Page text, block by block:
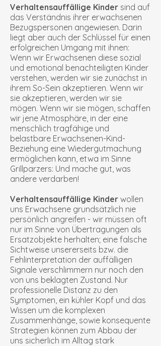
Verhaltensauffällige Kinder sind auf
das Verständnis ihrer erwachsenen
Bezugspersonen angewiesen. Darin
liegt aber auch der Schlüssel für einen
erfolgreichen Umgang mit ihnen:
Wenn wir Erwachsenen diese sozial
und emotional benachteiligten Kinder
verstehen, werden wir sie zunächst in
ihrem So-Sein akzeptieren. Wenn wir
sie akzeptieren, werden wir sie
mögen. Wenn wir sie mögen, schaffen
wir jene Atmosphäre, in der eine
menschlich tragfähige und
belastbare Erwachsenen-Kind-
Beziehung eine Wiedergutmachung
ermöglichen kann, etwa im Sinne
Grillparzers: Und mache gut, was
andere verdarben!
Verhaltensauffällige Kinder wollen
uns Erwachsene grundsätzlich nie
persönlich angreifen - wir müssen oft
nur im Sinne von Übertragungen als
Ersatzobjekte herhalten; eine falsche
Sichtweise unsererseits bzw. die
Fehlinterpretation der auffälligen
Signale verschlimmern nur noch den
von uns beklagten Zustand. Nur
professionelle Distanz zu den
Symptomen, ein kühler Kopf und das
Wissen um die komplexen
Zusammenhänge, sowie konsequente
Strategien können zum Abbau der
uns sicherlich im Alltag stark